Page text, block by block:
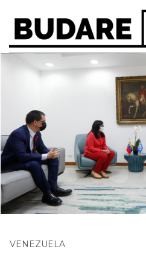
VENEZUELA